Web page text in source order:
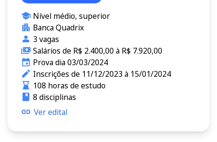
Nível médio, superior
Banca Quadrix
3 vagas
Salários de R$ 2.400,00 à R$ 7.920,00
Prova dia 03/03/2024
Inscrições de 11/12/2023 à 15/01/2024
108 horas de estudo
8 disciplinas
Ver edital